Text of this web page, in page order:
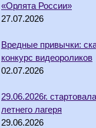
«Орлята России»
27.07.2026
Вредные привычки:
конкурс видеороликов
02.07.2026
29.06.2026г.
летнего лагеря
29.06.2026